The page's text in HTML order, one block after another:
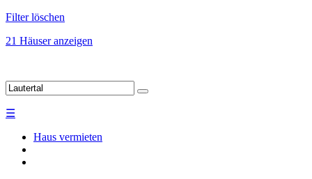
Filter löschen
21 Häuser anzeigen
☰
Haus vermieten